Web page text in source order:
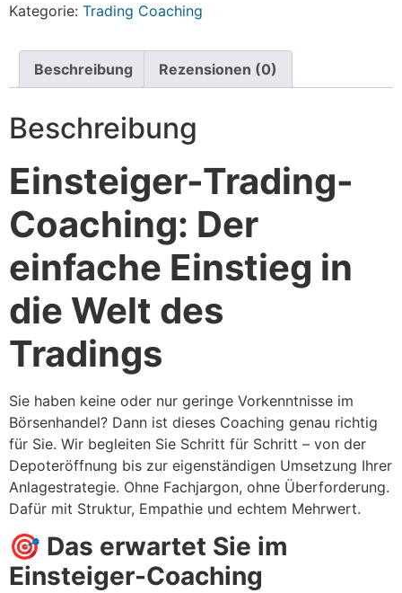
Kategorie: Trading Coaching
Beschreibung Rezensionen (0)
Beschreibung
Einsteiger-Trading-
Coaching: Der
einfache Einstieg in
die Welt des
Tradings
Sie haben keine oder nur geringe Vorkenntnisse im
Börsenhandel? Dann ist dieses Coaching genau richtig
für Sie. Wir begleiten Sie Schritt für Schritt – von der
Depoteröffnung bis zur eigenständigen Umsetzung Ihrer
Anlagestrategie. Ohne Fachjargon, ohne Überforderung.
Dafür mit Struktur, Empathie und echtem Mehrwert.
🎯 Das erwartet Sie im
Einsteiger-Coaching